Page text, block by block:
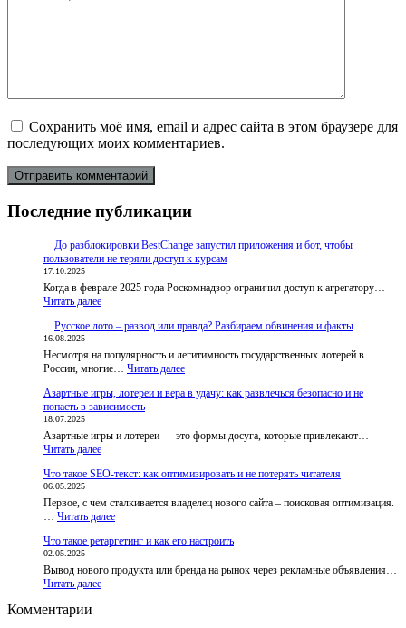
Сохранить моё имя, email и адрес сайта в этом браузере для
последующих моих комментариев.
Последние публикации
До разблокировки BestChange запустил приложения и бот, чтобы
пользователи не теряли доступ к курсам
17.10.2025
Когда в феврале 2025 года Роскомнадзор ограничил доступ к агрегатору…
Читать далее:
разблокировки
запустил
приложения
бот,
чтобы
не
теряли
к
Русское лото – развод или правда? Разбираем обвинения и факты
16.08.2025
Несмотря на популярность и легитимность государственных лотерей в
России, многие… Читать далее:
лото
или
обвинения
факты
Азартные игры, лотереи и вера в удачу: как развлечься безопасно и не
попасть в зависимость
18.07.2025
Азартные игры и лотереи — это формы досуга, которые привлекают…
Читать далее:
игры,
и
вера
удачу:
развлечься
безопасно
Что такое SEO-текст: как оптимизировать и не потерять читателя
06.05.2025
Первое, с чем сталкивается владелец нового сайта – поисковая оптимизация.
… Читать далее:
такое
текст:
Что такое ретаргетинг и как его настроить
02.05.2025
Вывод нового продукта или бренда на рынок через рекламные объявления…
Читать далее:
Комментарии